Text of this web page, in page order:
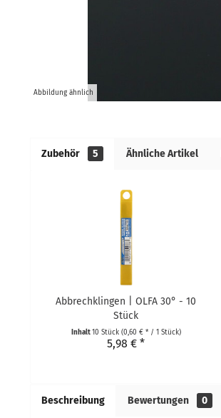
Abbildung ähnlich
Zubehör 5 Ähnliche Artikel
Abbrechklingen | OLFA 30° - 10
Stück
Inhalt10 Stück (0,60 € * / 1 Stück)
5,98 € *
Beschreibung Bewertungen 0